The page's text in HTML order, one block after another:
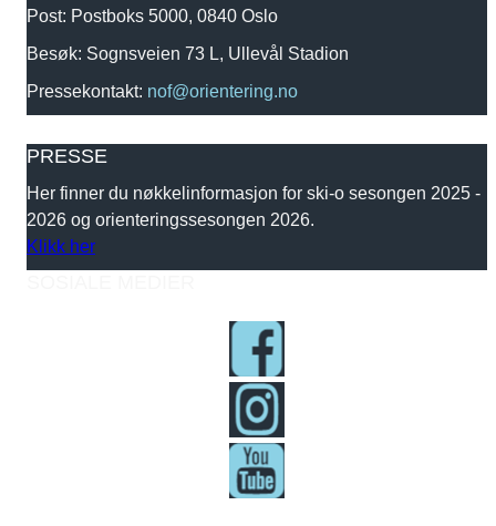
Post: Postboks 5000, 0840 Oslo
Besøk: Sognsveien 73 L, Ullevål Stadion
Pressekontakt: nof@orientering.no
PRESSE
Her finner du nøkkelinformasjon for ski-o sesongen 2025 -
2026 og orienteringssesongen 2026.
Klikk her